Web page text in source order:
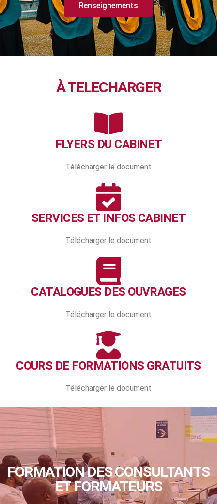
Renseignements
À TELECHARGER
FLYERS DU CABINET
Télécharger le document
SERVICES ET INFOS CABINET
Télécharger le document
CATALOGUES DES OUVRAGES
Télécharger le document
COURS DE FORMATIONS GRATUITS
Télécharger le document
FORMATION DES CONSULTANTS
ET FORMATEURS